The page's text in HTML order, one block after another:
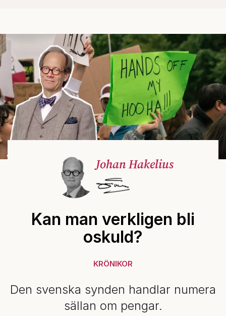
Johan Hakelius
Kan man verkligen bli
oskuld?
KRÖNIKOR
Den svenska synden handlar numera
sällan om pengar.